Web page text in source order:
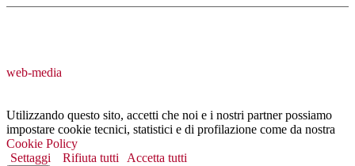
web-media
Utilizzando questo sito, accetti che noi e i nostri partner possiamo
impostare cookie tecnici, statistici e di profilazione come da nostra
Cookie Policy
Settaggi
Rifiuta tutti Accetta tutti